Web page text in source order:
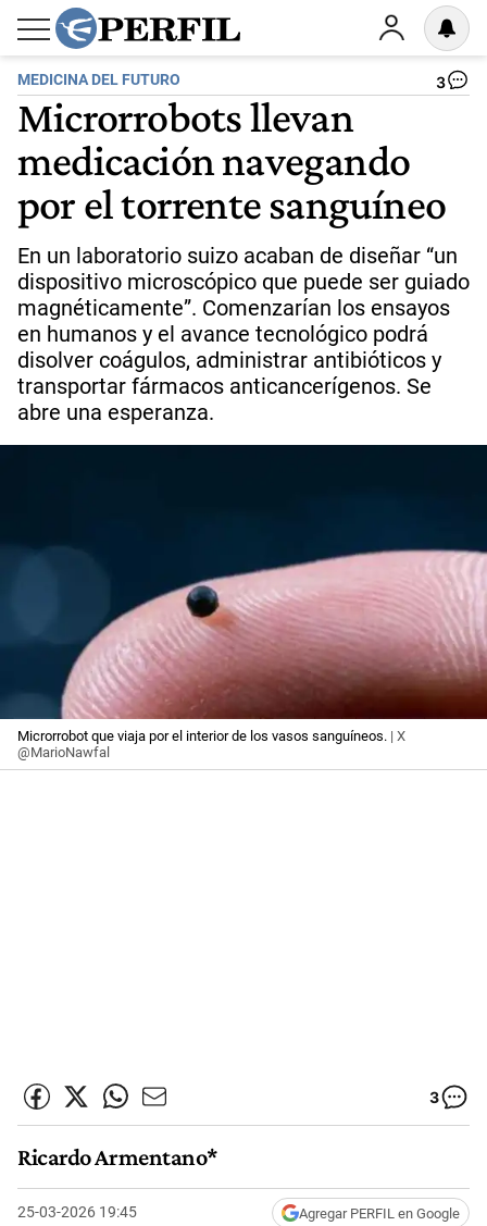
MEDICINA DEL FUTURO 3
Microrrobots llevan
medicación navegando
por el torrente sanguíneo
En un laboratorio suizo acaban de diseñar “un
dispositivo microscópico que puede ser guiado
magnéticamente”. Comenzarían los ensayos
en humanos y el avance tecnológico podrá
disolver coágulos, administrar antibióticos y
transportar fármacos anticancerígenos. Se
abre una esperanza.
Microrrobot que viaja por el interior de los vasos sanguíneos. | X
@MarioNawfal
3
Ricardo Armentano*
25-03-2026 19:45 Agregar PERFIL en Google